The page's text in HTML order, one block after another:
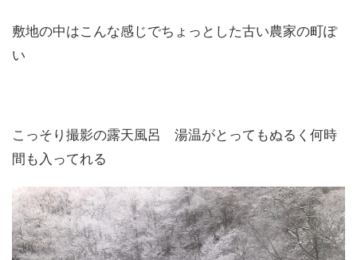
敷地の中はこんな感じでちょっとした古い農家の町ぽ
い
こっそり撮影の露天風呂 湯温がとってもぬるく何時
間も入ってれる